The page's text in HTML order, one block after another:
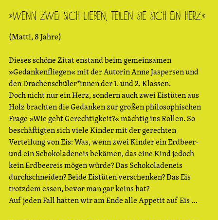
»Wenn zwei sich lieben, teilen sie sich ein Herz.«
(Matti, 8 Jahre)
Dieses schöne Zitat enstand beim gemeinsamen
»Gedankenfliegen« mit der Autorin Anne Jaspersen und
den Drachenschüler*innen der 1. und 2. Klassen.
Doch nicht nur ein Herz, sondern auch zwei Eistüten aus
Holz brachten die Gedanken zur großen philosophischen
Frage »Wie geht Gerechtigkeit?« mächtig ins Rollen. So
beschäftigten sich viele Kinder mit der gerechten
Verteilung von Eis: Was, wenn zwei Kinder ein Erdbeer-
und ein Schokoladeneis bekämen, das eine Kind jedoch
kein Erdbeereis mögen würde? Das Schokoladeneis
durchschneiden? Beide Eistüten verschenken? Das Eis
trotzdem essen, bevor man gar keins hat?
Auf jeden Fall hatten wir am Ende alle Appetit auf Eis …